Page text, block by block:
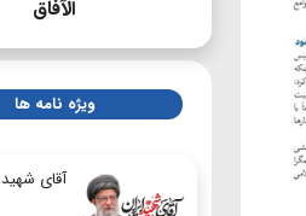
الآفاق
ویژه نامه ها
آقای